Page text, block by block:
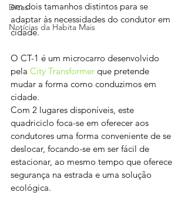
Dicas
Notícias da Habita Mais
em dois tamanhos distintos para se
adaptar às necessidades do condutor em
cidade.
O CT-1 é um microcarro desenvolvido
pela City Transformer que pretende
mudar a forma como conduzimos em
cidade.
Com 2 lugares disponíveis, este
quadriciclo foca-se em oferecer aos
condutores uma forma conveniente de se
deslocar, focando-se em ser fácil de
estacionar, ao mesmo tempo que oferece
segurança na estrada e uma solução
ecológica.